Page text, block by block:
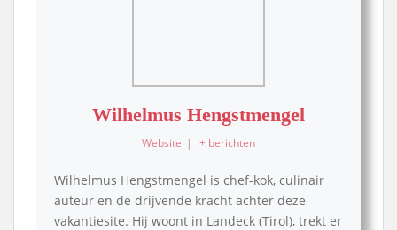
Wilhelmus Hengstmengel
Website | + berichten
Wilhelmus Hengstmengel is chef-kok, culinair
auteur en de drijvende kracht achter deze
vakantiesite. Hij woont in Landeck (Tirol), trekt er